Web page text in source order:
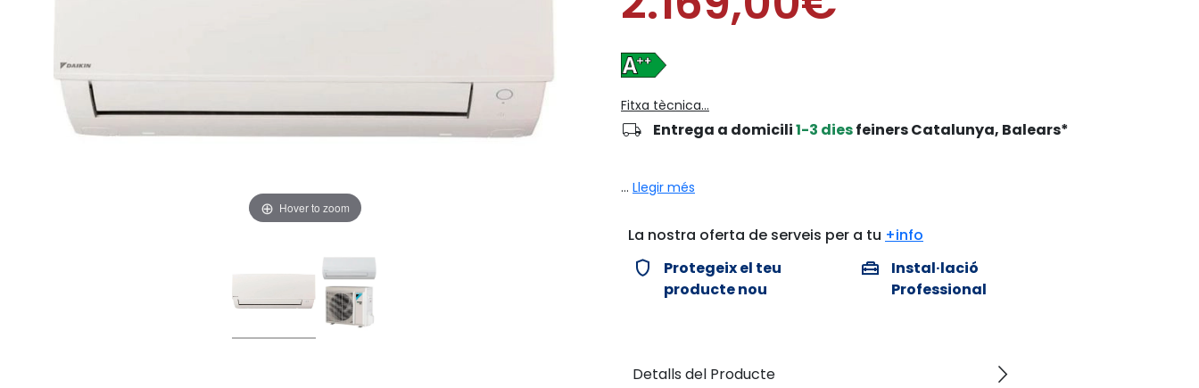
Hover to zoom
Fitxa tècnica...
local_shipping Entrega a domicili1-3 diesfeiners Catalunya, Balears*
... Llegir més
La nostra oferta de serveis per a tu +info
verified_user
Protegeix el teu
producte nou
home_repair_service
Instal·lació
Professional
Detalls del Producte arrow_forward_ios